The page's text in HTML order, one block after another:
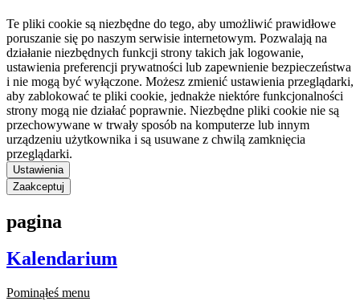
Te pliki cookie są niezbędne do tego, aby umożliwić prawidłowe
poruszanie się po naszym serwisie internetowym. Pozwalają na
działanie niezbędnych funkcji strony takich jak logowanie,
ustawienia preferencji prywatności lub zapewnienie bezpieczeństwa
i nie mogą być wyłączone. Możesz zmienić ustawienia przeglądarki,
aby zablokować te pliki cookie, jednakże niektóre funkcjonalności
strony mogą nie działać poprawnie. Niezbędne pliki cookie nie są
przechowywane w trwały sposób na komputerze lub innym
urządzeniu użytkownika i są usuwane z chwilą zamknięcia
przeglądarki.
Ustawienia
Zaakceptuj
pagina
Kalendarium
Pominąłeś menu